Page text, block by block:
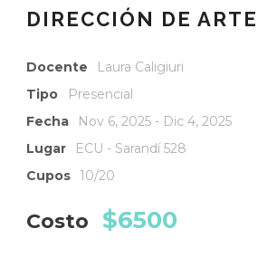
DIRECCIÓN DE ARTE
Docente
Laura Caligiuri
Tipo
Presencial
Fecha
Nov 6, 2025 - Dic 4, 2025
Lugar
ECU - Sarandí 528
Cupos 10/20
Costo $6500